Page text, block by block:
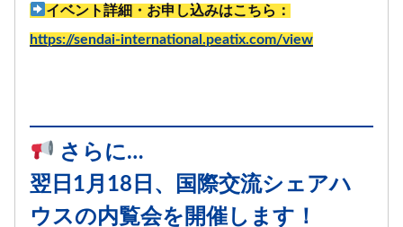
イベント詳細・お申し込みはこちら：
https://sendai-international.peatix.com/view
さらに…
翌日1月18日、国際交流シェアハ
ウスの内覧会を開催します！